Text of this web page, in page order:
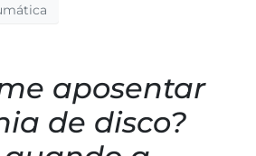
aposentar
de disco?